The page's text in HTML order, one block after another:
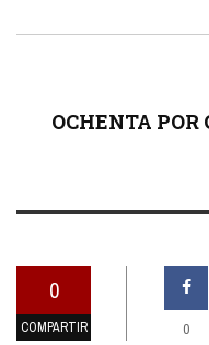
OCHENTA POR
0
COMPARTIR 0